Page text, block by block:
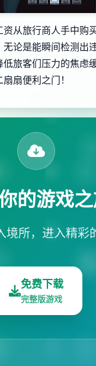
从旅行商人手中购
论是能瞬间检测出
旅客们压力的焦虑
扇便利之门！
的游戏
境所，进入精彩
免费下载
完整版游戏